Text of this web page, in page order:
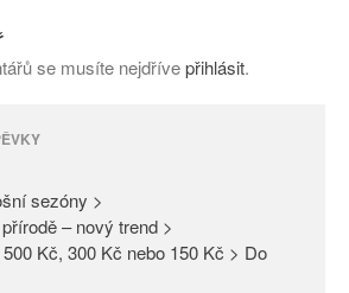
trend >
KOLEKCE 2018
DIVERSE – světová newyorská
móda ☆ Exklusivně na Sasoo
se musíte nejdřívepřihlásit.
sezóny >
– nový trend >
Kč, 300 Kč nebo 150 Kč > Do